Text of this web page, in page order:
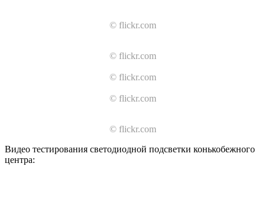
© flickr.com
© flickr.com
© flickr.com
© flickr.com
© flickr.com
Видео тестирования светодиодной подсветки конькобежного
центра: